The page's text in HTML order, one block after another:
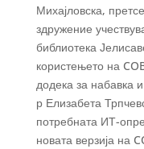
Михајловска,
здружение
библиотека
користењето на
додека за набавка
р Елизабета
потребната ИТ-
новата верзија на